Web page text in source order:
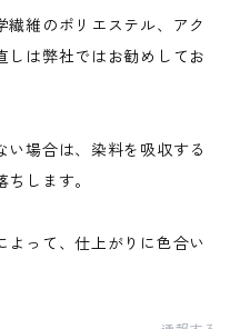
繊維のポリエステル、アク
しは弊社ではお勧めしてお
場合は、染料を吸収する
します。
よって、仕上がりに色合い